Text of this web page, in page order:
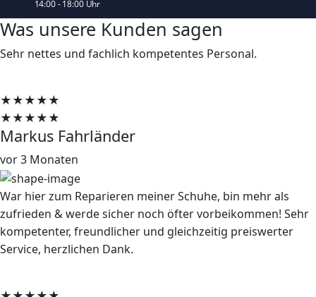
Was unsere Kunden sagen
Sehr nettes und fachlich kompetentes Personal.
★★★★★
★★★★★
Markus Fahrländer
vor 3 Monaten
War hier zum Reparieren meiner Schuhe, bin mehr als
zufrieden & werde sicher noch öfter vorbeikommen! Sehr
kompetenter, freundlicher und gleichzeitig preiswerter
Service, herzlichen Dank.